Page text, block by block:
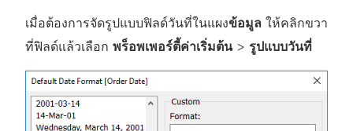
เมื่อต้องการจัดรูปแบบฟิลด์วันที่ในแผงข้อมูล ให้คลิกขวา
ที่ฟิลด์แล้วเลือก พร็อพเพอร์ตี้ค่าเริ่มต้น> รูปแบบวันที่